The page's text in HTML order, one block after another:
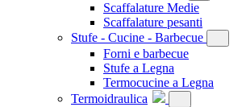
Scaffalature Medie
Scaffalature pesanti
Stufe - Cucine - Barbecue
Forni e barbecue
Stufe a Legna
Termocucine a Legna
Termoidraulica